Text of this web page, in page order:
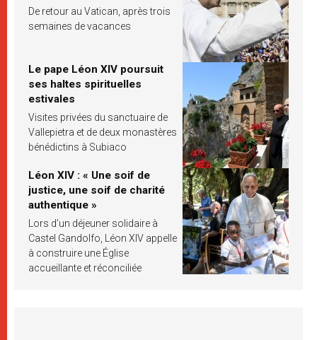
De retour au Vatican, après trois
semaines de vacances
Le pape Léon XIV poursuit
ses haltes spirituelles
estivales
Visites privées du sanctuaire de
Vallepietra et de deux monastères
bénédictins à Subiaco
Léon XIV : « Une soif de
justice, une soif de charité
authentique »
Lors d’un déjeuner solidaire à
Castel Gandolfo, Léon XIV appelle
à construire une Église
accueillante et réconciliée